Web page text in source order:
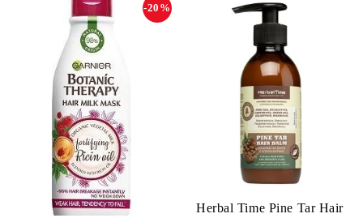
-20%
Herbal Time Pine Tar Hair